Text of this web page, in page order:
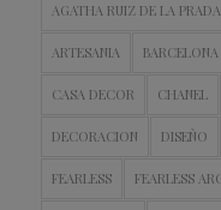
AGATHA RUIZ DE LA PRADA
ARTESANIA BARCELONA
CASA DECOR CHANEL
DECORACION DISEÑO
FEARLESS FEARLESS